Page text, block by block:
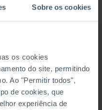
Sobre os cookies
os cookies
do site, permitindo
Ao "Permitir todos",
de cookies, que
experiência de
PODCAST